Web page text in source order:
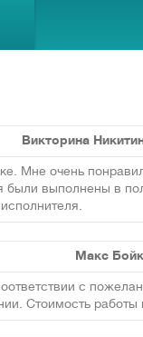
Викторина
Мне очень
были выполнены в
Макс
с
Стоимость